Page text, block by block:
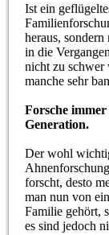
Ist ein
heraus,
in die
nicht zu schwer
manche sehr
Forsche
Generation.
Der wohl
forscht, desto
man nun von
Familie gehört,
es sind jedoch